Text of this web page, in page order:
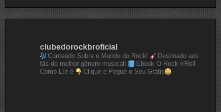
clubedorockbroficial
Conteúdo Sobre o Mundo do Rock!
Destinado aos
fãs do melhor gênero musical!
Ebook O Rock n'Roll
Como Ele é
Clique e Pegue o Seu Grátis